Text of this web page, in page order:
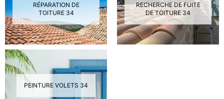
RÉPARATION DE
TOITURE 34
RECHERCHE DE FUITE
DE TOITURE 34
PEINTURE VOLETS 34